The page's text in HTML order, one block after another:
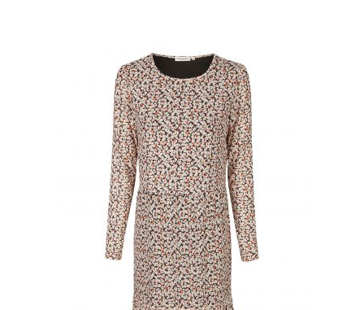
lze
vybrat
na
stránce
produktu